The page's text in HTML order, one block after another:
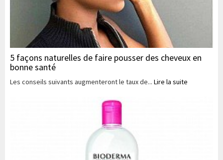
5 façons naturelles de faire pousser des cheveux en
bonne santé
Les conseils suivants augmenteront le taux de... Lire la suite